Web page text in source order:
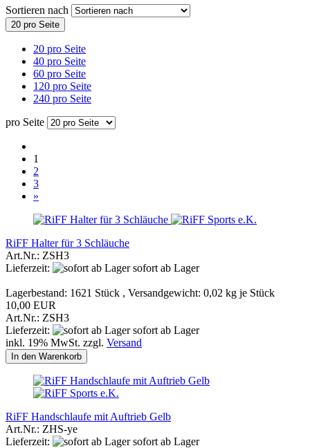
Sortieren nach
20 pro Seite
20 pro Seite
40 pro Seite
60 pro Seite
120 pro Seite
240 pro Seite
pro Seite
1
2
3
»
RiFF Halter für 3 Schläuche
Art.Nr.: ZSH3
Lieferzeit:
sofort ab Lager
Lagerbestand: 1621 Stück , Versandgewicht: 0,02 kg je Stück
10,00 EUR
Art.Nr.: ZSH3
Lieferzeit:
sofort ab Lager
inkl. 19% MwSt. zzgl. Versand
In den Warenkorb
RiFF Handschlaufe mit Auftrieb Gelb
Art.Nr.: ZHS-ye
Lieferzeit:
sofort ab Lager